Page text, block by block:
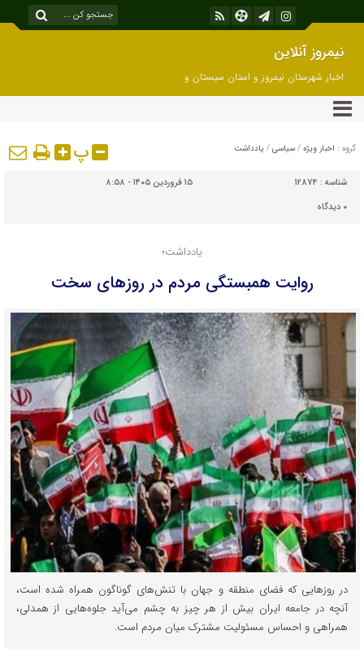
نیمروز آنلاین
اخبار شهرستان نیمروز و استان سیستان و
بلوچستان
گروه : اخبار ویژه / سیاسی / یادداشت پ
شناسه : 12874
۱۵ فروردین ۱۴۰۵ - ۸:۵۸
۰ دیدگاه
یادداشت؛
روایت همبستگی مردم در روزهای سخت
در روزهایی که فضای منطقه و جهان با تنش‌های گوناگون همراه شده است،
آنچه در جامعه ایران بیش از هر چیز به چشم می‌آید جلوه‌هایی از همدلی،
همراهی و احساس مسئولیت مشترک میان مردم است.